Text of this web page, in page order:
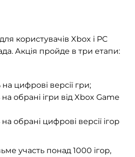
користувачів Xbox і PC
Акція пройде в три етапи:
цифрові версії гри;
обрані ігри від Xbox Game
обрані цифрові версії ігор
участь понад 1000 ігор,